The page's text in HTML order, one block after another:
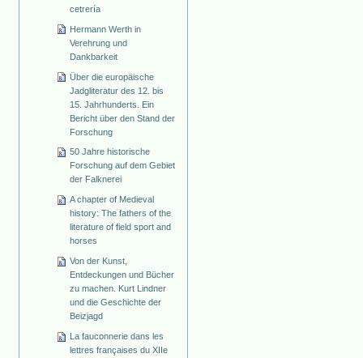
cetrería
Hermann Werth in
Verehrung und
Dankbarkeit
Über die europäische
Jadgliteratur des 12. bis
15. Jahrhunderts. Ein
Bericht über den Stand der
Forschung
50 Jahre historische
Forschung auf dem Gebiet
der Falknerei
A chapter of Medieval
history: The fathers of the
literature of field sport and
horses
Von der Kunst,
Entdeckungen und Bücher
zu machen. Kurt Lindner
und die Geschichte der
Beizjagd
La fauconnerie dans les
lettres françaises du XIIe